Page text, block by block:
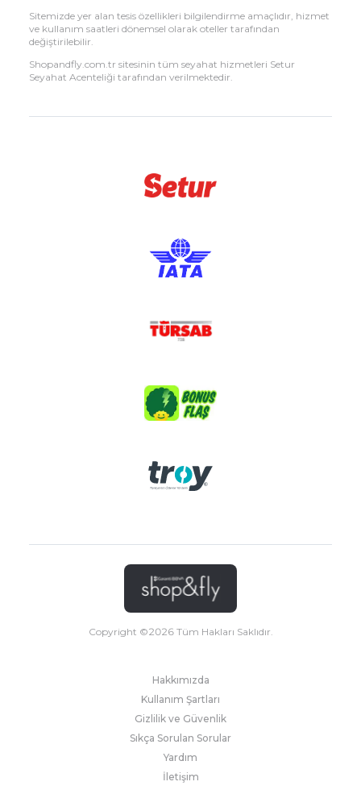
Sitemizde yer alan tesis özellikleri bilgilendirme amaçlıdır, hizmet
ve kullanım saatleri dönemsel olarak oteller tarafından
değiştirilebilir.
Shopandfly.com.tr sitesinin tüm seyahat hizmetleri Setur
Seyahat Acenteliği tarafından verilmektedir.
Copyright ©2026Tüm Hakları Saklıdır.
Hakkımızda
Kullanım Şartları
Gizlilik ve Güvenlik
Sıkça Sorulan Sorular
Yardım
İletişim